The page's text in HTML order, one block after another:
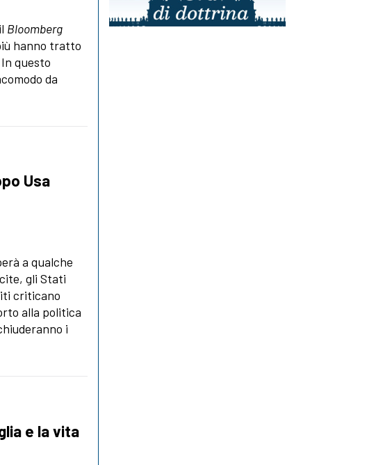
Bloomberg
hanno tratto
questo
da
Usa
a qualche
gli Stati
criticano
alla politica
i
e la vita